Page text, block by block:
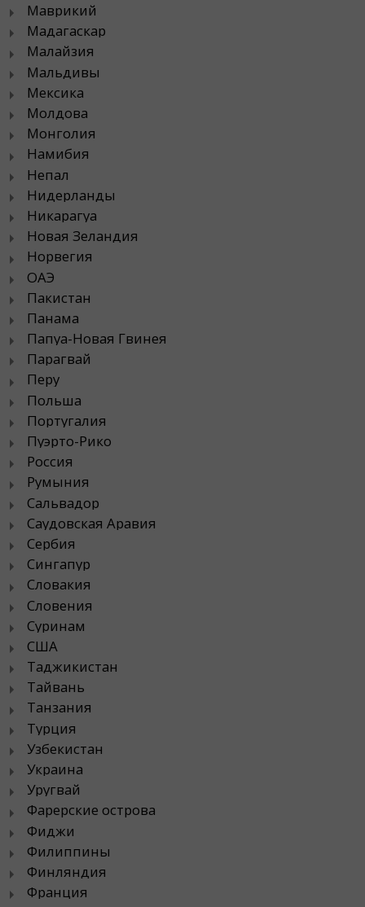
Маврикий
Мадагаскар
Малайзия
Мальдивы
Мексика
Молдова
Монголия
Намибия
Непал
Нидерланды
Никарагуа
Новая Зеландия
Норвегия
ОАЭ
Пакистан
Панама
Папуа-Новая Гвинея
Парагвай
Перу
Польша
Португалия
Пуэрто-Рико
Россия
Румыния
Сальвадор
Саудовская Аравия
Сербия
Сингапур
Словакия
Словения
Суринам
США
Таджикистан
Тайвань
Танзания
Турция
Узбекистан
Украина
Уругвай
Фарерские острова
Фиджи
Филиппины
Финляндия
Франция